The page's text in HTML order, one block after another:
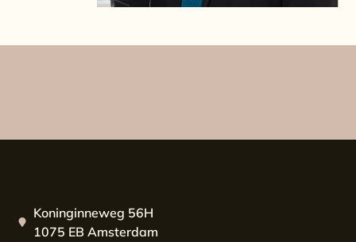
Koninginneweg 56H
1075 EB Amsterdam